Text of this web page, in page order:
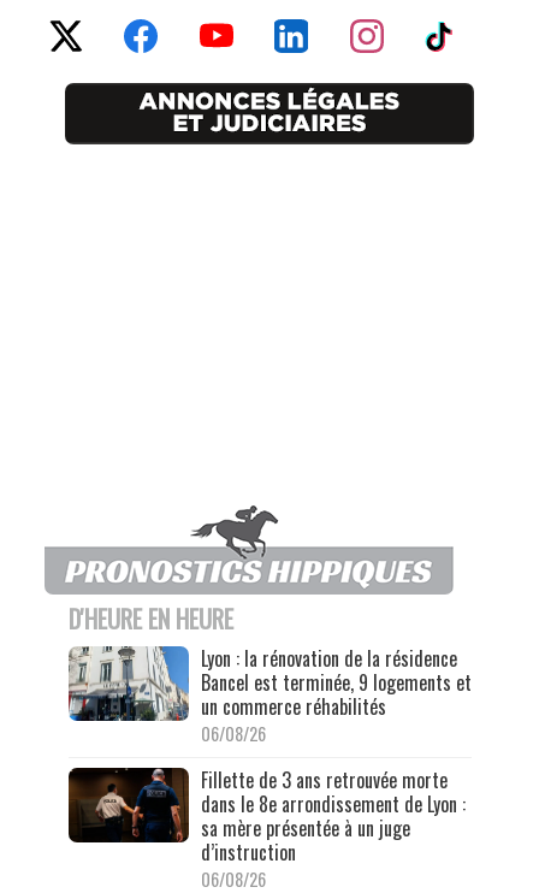
D'HEURE EN HEURE
Lyon : la rénovation de la résidence
Bancel est terminée, 9 logements et
un commerce réhabilités
06/08/26
Fillette de 3 ans retrouvée morte
dans le 8e arrondissement de Lyon :
sa mère présentée à un juge
d’instruction
06/08/26